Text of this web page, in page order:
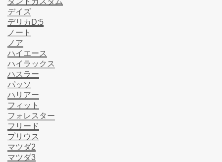
デイズ
デリカD:5
ノート
ノア
ハイエース
ハイラックス
ハスラー
パッソ
ハリアー
フィット
フォレスター
フリード
プリウス
マツダ2
マツダ3